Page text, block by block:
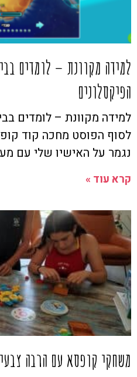
למידה מקוונת – לומדים
הפיקסלונים
למידה מקוונת – לומדים
לסוף הפוסט מחכה קוד
נגמר על האישיו שלי עם
קרא עוד »
משחקי קופסא עם הרבה צבעים –